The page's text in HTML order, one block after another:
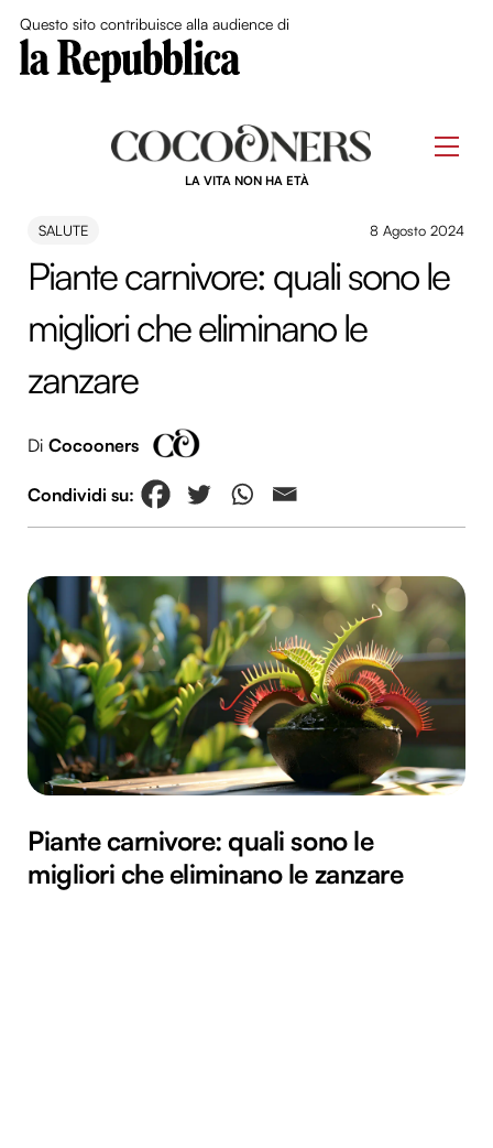
Questo sito contribuisce alla audience di
LA VITA NON HA ETÀ
SALUTE 8 Agosto 2024
Piante carnivore: quali sono le
migliori che eliminano le
zanzare
Di Cocooners
Piante carnivore: quali sono le
migliori che eliminano le zanzare